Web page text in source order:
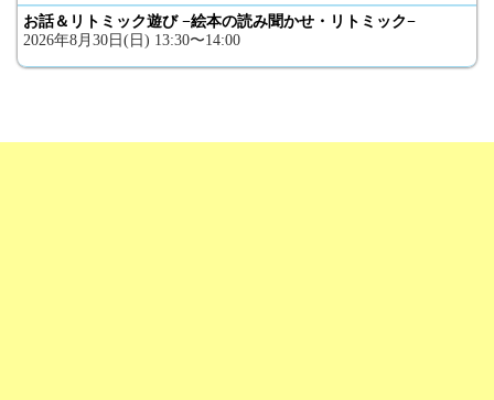
お話＆リトミック遊び −絵本の読み聞かせ・リトミック−
2026年8月30日(日) 13:30〜14:00